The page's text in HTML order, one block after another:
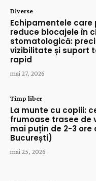
Diverse
Echipamentele care
reduce blocajele în
stomatologică:
vizibilitate și suport
rapid
mai 27, 2026
Timp liber
La munte cu copiii:
frumoase trasee de
mai puțin de 2-3 ore
București)
mai 25, 2026